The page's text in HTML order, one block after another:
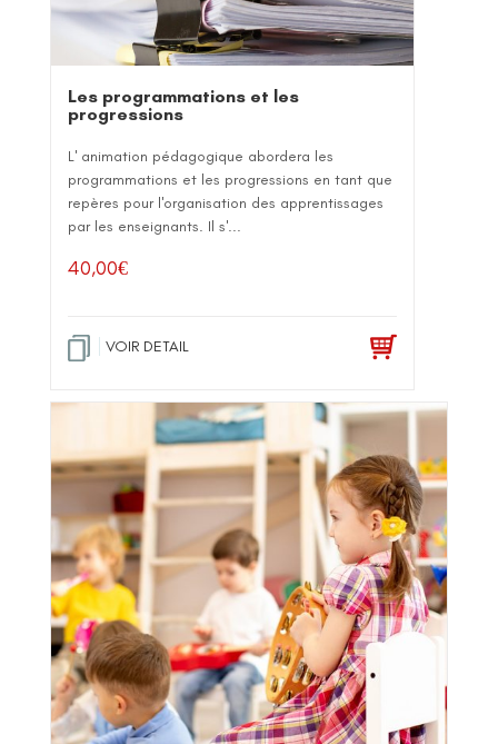
Les programmations et les
progressions
L' animation pédagogique abordera les
programmations et les progressions en tant que
repères pour l'organisation des apprentissages
par les enseignants. Il s'...
40,00€
VOIR DETAIL